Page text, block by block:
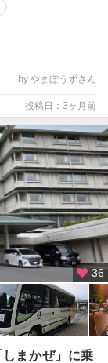
by やまぼうずさん
投稿日：3ヶ月前
36
まかぜ」に乗